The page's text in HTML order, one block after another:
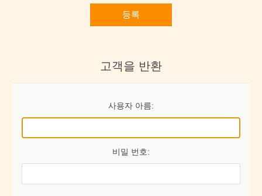
등록
고객을 반환
사용자 아름:
비밀 번호: